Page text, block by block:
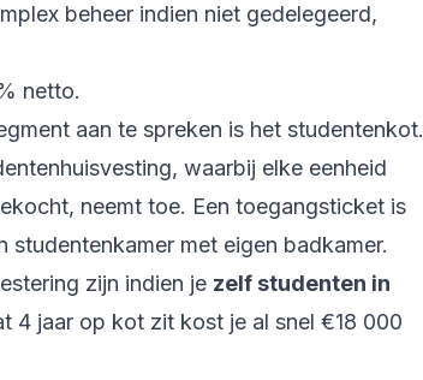
beheer indien niet gedelegeerd,
netto.
aan te spreken is het studentenkot.
waarbij elke eenheid
neemt toe. Een toegangsticket is
studentenkamer met eigen badkamer.
zijn indien je zelf studenten in
4 jaar op kot zit kost je al snel €18 000